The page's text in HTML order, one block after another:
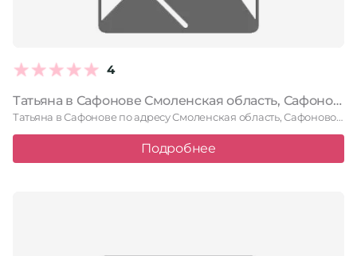
4
Татьяна в Сафонове Смоленская область, Сафоново, улица Энгельса, 14
Татьяна в Сафонове по адресу Смоленская область, Сафоново, улица Энгельса, …
Подробнее